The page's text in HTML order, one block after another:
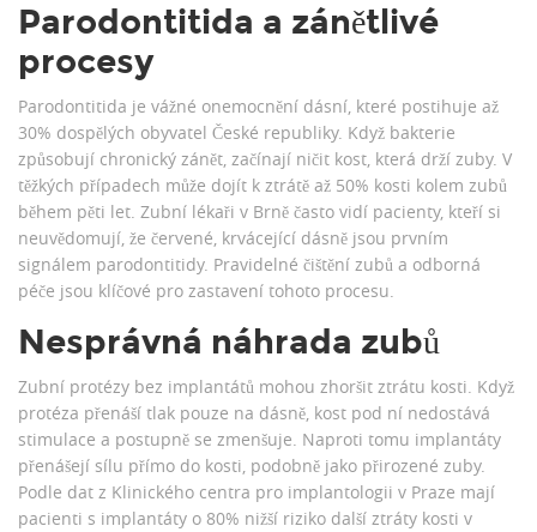
Parodontitida a zánětlivé
procesy
Parodontitida je vážné onemocnění dásní, které postihuje až
30% dospělých obyvatel České republiky. Když bakterie
způsobují chronický zánět, začínají ničit kost, která drží zuby. V
těžkých případech může dojít k ztrátě až 50% kosti kolem zubů
během pěti let. Zubní lékaři v Brně často vidí pacienty, kteří si
neuvědomují, že červené, krvácející dásně jsou prvním
signálem parodontitidy. Pravidelné čištění zubů a odborná
péče jsou klíčové pro zastavení tohoto procesu.
Nesprávná náhrada zubů
Zubní protézy bez implantátů mohou zhoršit ztrátu kosti. Když
protéza přenáší tlak pouze na dásně, kost pod ní nedostává
stimulace a postupně se zmenšuje. Naproti tomu implantáty
přenášejí sílu přímo do kosti, podobně jako přirozené zuby.
Podle dat z Klinického centra pro implantologii v Praze mají
pacienti s implantáty o 80% nižší riziko další ztráty kosti v